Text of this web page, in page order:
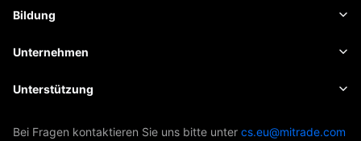
Risikomanagement
Wirtschaftskalender
Nachrichten
Bildung
Grundlagen
Insights
Unternehmen
Über Mitrade
Unterstützung
Bei Fragen kontaktieren Sie uns bitte unter cs.eu@mitrade.com